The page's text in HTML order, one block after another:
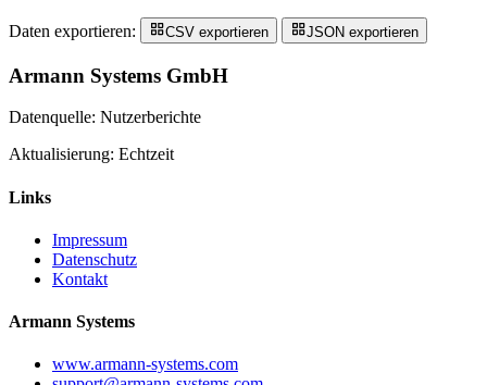
Daten exportieren: CSV exportieren JSON exportieren
Armann Systems GmbH
Datenquelle: Nutzerberichte
Aktualisierung: Echtzeit
Links
Impressum
Datenschutz
Kontakt
Armann Systems
www.armann-systems.com